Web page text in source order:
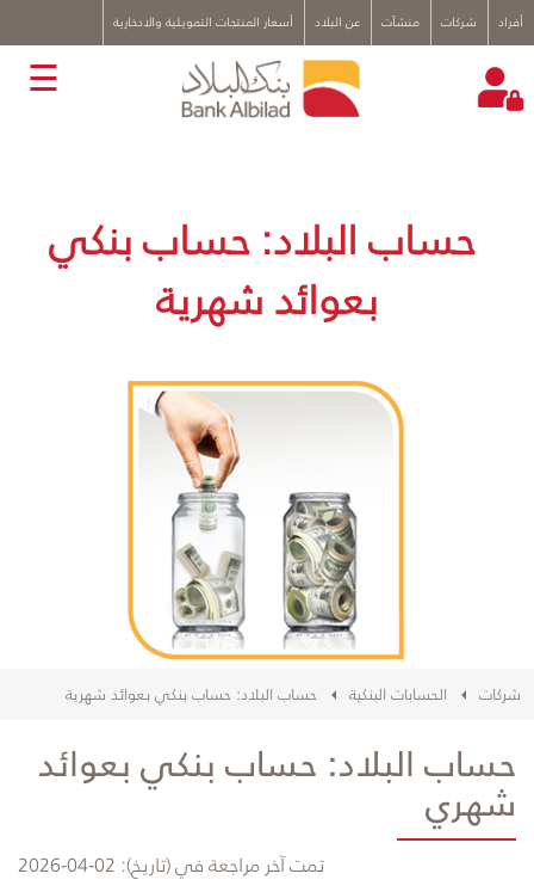
أفراد شركات منشآت عن البلاد أسعار المنتجات التمويلية والادخارية x☰
حساب البلاد: حساب بنكي
بعوائد شهرية
شركات الحسابات البنكية حساب البلاد: حساب بنكي بعوائد شهرية
حساب البلاد: حساب بنكي بعوائد
شهري
تمت آخر مراجعة في (تاريخ): 02-04-2026